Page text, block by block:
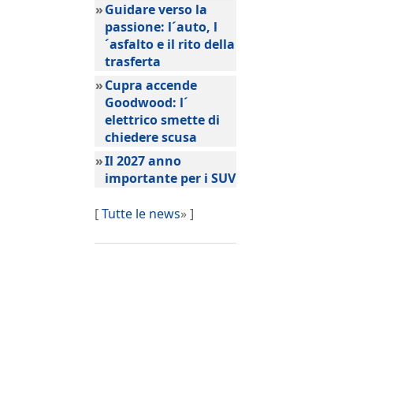
»Guidare verso la
passione: l´auto, l
´asfalto e il rito della
trasferta
»Cupra accende
Goodwood: l´
elettrico smette di
chiedere scusa
»Il 2027 anno
importante per i SUV
[Tutte le news» ]